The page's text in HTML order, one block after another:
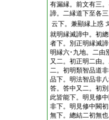
有漏縁。前文有三
諦。二縁道下至各
云下。兼顯縁上惑
就明縁滅諦中。初
者下。別正明縁滅
明縁六･九地。二由
又二。初正明二由
二。初明類智品道
品下。明法智品非
答。答中又二。初
此皆能下。明見修
非下。明見修中闕
無下。總結二初無也